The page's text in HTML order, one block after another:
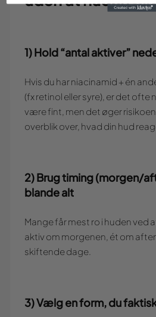
1) Hold “antal aktiver”
Hvis du har niacinamid + én
(fx retinol eller syre), er det ofte
være fint, men det øger
overblik over, hvad din hud
2) Brug timing (morgen/
blande alt
Mange får mest ro i huden ved
aktiv om morgenen, ét om
skiftende dage.
3) Vælg en form, du